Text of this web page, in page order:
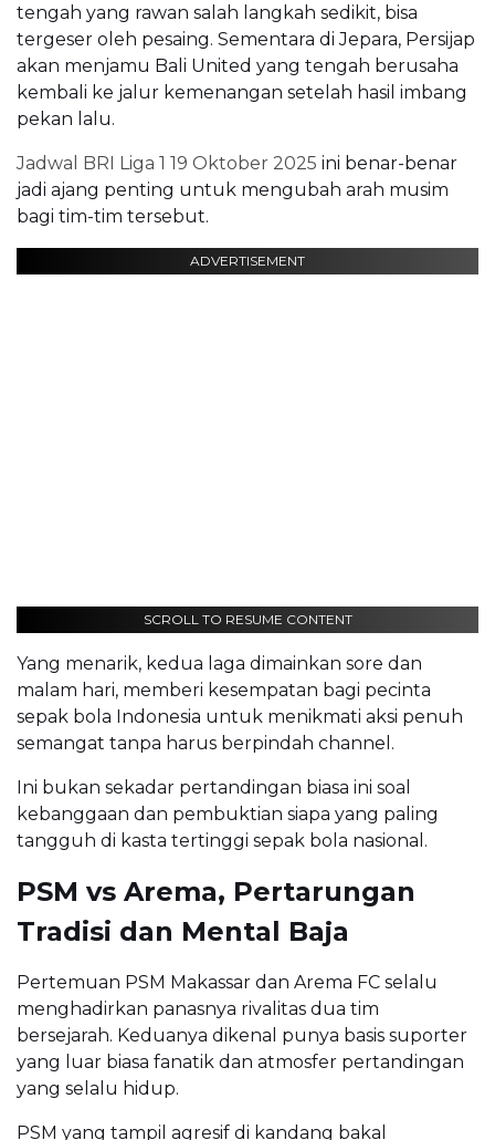
tengah yang rawan salah langkah sedikit, bisa
tergeser oleh pesaing. Sementara di Jepara, Persijap
akan menjamu Bali United yang tengah berusaha
kembali ke jalur kemenangan setelah hasil imbang
pekan lalu.
Jadwal BRI Liga 1 19 Oktober 2025 ini benar-benar
jadi ajang penting untuk mengubah arah musim
bagi tim-tim tersebut.
ADVERTISEMENT
SCROLL TO RESUME CONTENT
Yang menarik, kedua laga dimainkan sore dan
malam hari, memberi kesempatan bagi pecinta
sepak bola Indonesia untuk menikmati aksi penuh
semangat tanpa harus berpindah channel.
Ini bukan sekadar pertandingan biasa ini soal
kebanggaan dan pembuktian siapa yang paling
tangguh di kasta tertinggi sepak bola nasional.
PSM vs Arema, Pertarungan
Tradisi dan Mental Baja
Pertemuan PSM Makassar dan Arema FC selalu
menghadirkan panasnya rivalitas dua tim
bersejarah. Keduanya dikenal punya basis suporter
yang luar biasa fanatik dan atmosfer pertandingan
yang selalu hidup.
PSM yang tampil agresif di kandang bakal